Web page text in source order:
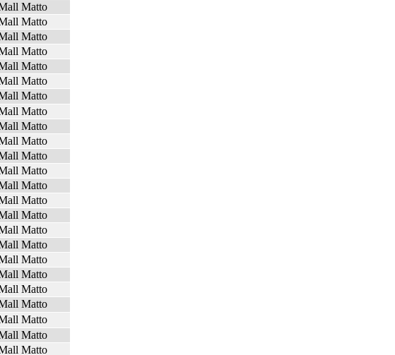
Matto
Matto
Matto
Matto
Matto
Matto
Matto
Matto
Matto
Matto
Matto
Matto
Matto
Matto
Matto
Matto
Matto
Matto
Matto
Matto
Matto
Matto
Matto
Matto